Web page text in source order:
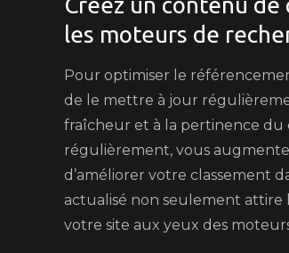
les moteurs de
Pour optimiser le
de le mettre à jour
fraîcheur et à la pertinence du
régulièrement, vous
d’améliorer votre classement
actualisé non seulement attire
votre site aux yeux des